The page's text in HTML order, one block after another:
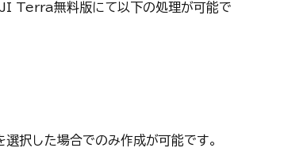
Terra無料版にて以下の処理が可能で
択した場合でのみ作成が可能です。